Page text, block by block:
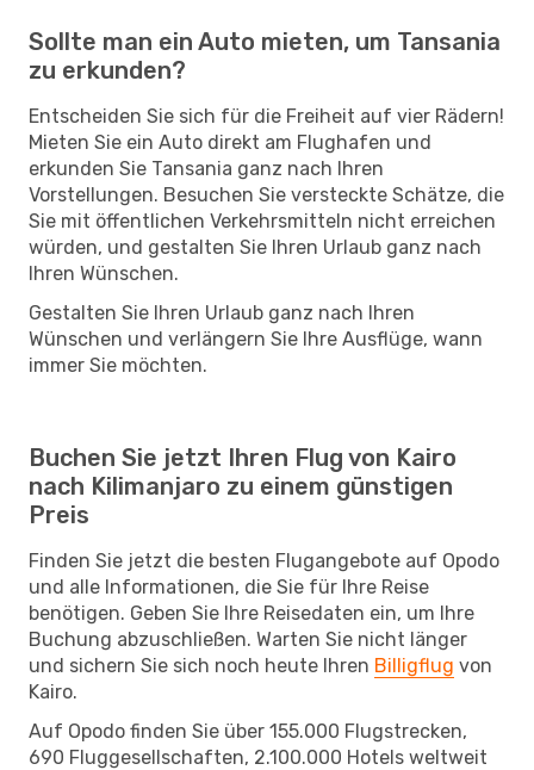
Sollte man ein Auto mieten, um Tansania
zu erkunden?
Entscheiden Sie sich für die Freiheit auf vier Rädern!
Mieten Sie ein Auto direkt am Flughafen und
erkunden Sie Tansania ganz nach Ihren
Vorstellungen. Besuchen Sie versteckte Schätze, die
Sie mit öffentlichen Verkehrsmitteln nicht erreichen
würden, und gestalten Sie Ihren Urlaub ganz nach
Ihren Wünschen.
Gestalten Sie Ihren Urlaub ganz nach Ihren
Wünschen und verlängern Sie Ihre Ausflüge, wann
immer Sie möchten.
Buchen Sie jetzt Ihren Flug von Kairo
nach Kilimanjaro zu einem günstigen
Preis
Finden Sie jetzt die besten Flugangebote auf Opodo
und alle Informationen, die Sie für Ihre Reise
benötigen. Geben Sie Ihre Reisedaten ein, um Ihre
Buchung abzuschließen. Warten Sie nicht länger
und sichern Sie sich noch heute Ihren Billigflug von
Kairo.
Auf Opodo finden Sie über 155.000 Flugstrecken,
690 Fluggesellschaften, 2.100.000 Hotels weltweit